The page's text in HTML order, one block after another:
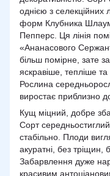
однією з селекційних
форм Клубника
Пепперс. Ця лінія
«Ананасового
більш помірне, зате
яскравіше, тепліше
Рослина
виростає приблизно
Кущ міцний, добре
Сорт
стабільно. Плоди
акуратні, без тріщин,
Забарвлення дуже
красивим